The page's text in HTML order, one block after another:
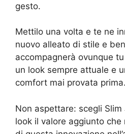
gesto.
Mettilo una volta e te ne
nuovo alleato di stile e
accompagnerà ovunque
un look sempre attuale e
comfort mai provata prima.
Non aspettare: scegli
look il valore aggiunto